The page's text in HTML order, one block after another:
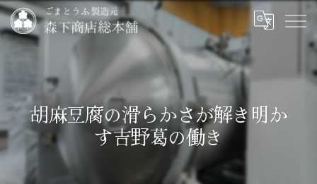
胡麻豆腐の滑らかさが解き明か
す吉野葛の働き